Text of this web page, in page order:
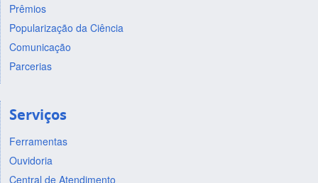
Prêmios
Popularização da Ciência
Comunicação
Parcerias
Serviços
Ferramentas
Ouvidoria
Central de Atendimento